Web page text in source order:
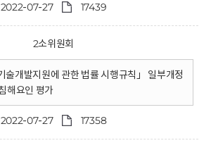
2022-07-27 17439
2소위원회
술개발지원에 관한 법률 시행규칙」 일부개정
해요인 평가
2022-07-27 17358